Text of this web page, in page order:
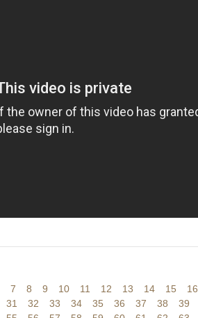
7 8 9 10 11 12 13 14 15 16
31 32 33 34 35 36 37 38 39